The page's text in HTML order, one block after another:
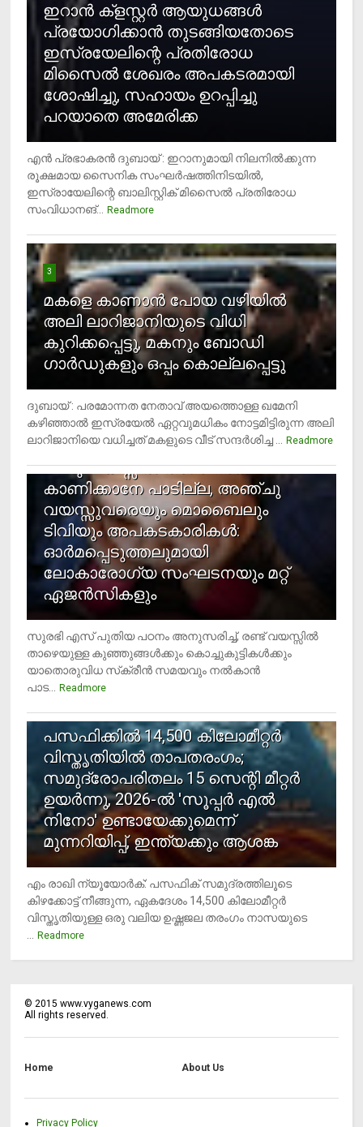
ഇറാന്‍ ക്‌ളസ്റ്റര്‍ ആയുധങ്ങള്‍
പ്രയോഗിക്കാന്‍ തുടങ്ങിയതോടെ
ഇസ്രയേലിന്റെ പ്രതിരോധ
മിസൈല്‍ ശേഖരം അപകടരമായി
ശോഷിച്ചു, സഹായം ഉറപ്പിച്ചു
പറയാതെ അമേരിക്ക
എന്‍ പ്രഭാകരന്‍ ദുബായ് : ഇറാനുമായി നിലനില്‍ക്കുന്ന
രൂക്ഷമായ സൈനിക സംഘര്‍ഷത്തിനിടയില്‍,
ഇസ്രായേലിന്റെ ബാലിസ്റ്റിക് മിസൈല്‍ പ്രതിരോധ
സംവിധാനങ്...
Readmore
3
മകളെ കാണാന്‍ പോയ വഴിയില്‍
അലി ലാറിജാനിയുടെ വിധി
കുറിക്കപ്പെട്ടു, മകനും ബോഡി
ഗാര്‍ഡുകളും ഒപ്പം കൊല്ലപ്പെട്ടു
ദുബായ് : പരമോന്നത നേതാവ് അയത്തൊള്ള ഖമേനി
കഴിഞ്ഞാല്‍ ഇസ്രയേല്‍ ഏറ്റവുമധികം നോട്ടമിട്ടിരുന്ന അലി
ലാറിജാനിയെ വധിച്ചത് മകളുടെ വീട് സന്ദര്‍ശിച്ച ...
Readmore
4
രണ്ടു വയസ്സില്‍ താഴെ സ്‌ക്രീന്‍
കാണിക്കാനേ പാടില്ല, അഞ്ചു
വയസ്സുവരെയും മൊബൈലും
ടിവിയും അപകടകാരികള്‍:
ഓര്‍മപ്പെടുത്തലുമായി
ലോകാരോഗ്യ സംഘടനയും മറ്റ്
ഏജന്‍സികളും
സുരഭി എസ് പുതിയ പഠനം അനുസരിച്ച്, രണ്ട് വയസ്സില്‍
താഴെയുള്ള കുഞ്ഞുങ്ങള്‍ക്കും കൊച്ചുകുട്ടികള്‍ക്കും
യാതൊരുവിധ സ്‌ക്രീന്‍ സമയവും നല്‍കാന്‍
പാട...
Readmore
പസഫിക്കില്‍ 14,500 കിലോമീറ്റര്‍
വിസ്തൃതിയില്‍ താപതരംഗം;
സമുദ്രോപരിതലം 15 സെന്റി മീറ്റര്‍
ഉയര്‍ന്നു, 2026-ല്‍ 'സൂപ്പര്‍ എല്‍
നിനോ' ഉണ്ടായേക്കുമെന്ന്
മുന്നറിയിപ്പ്, ഇന്ത്യക്കും ആശങ്ക
എം രാഖി ന്യൂയോര്‍ക്: പസഫിക് സമുദ്രത്തിലൂടെ
കിഴക്കോട്ട് നീങ്ങുന്ന, ഏകദേശം 14,500 കിലോമീറ്റര്‍
വിസ്തൃതിയുള്ള ഒരു വലിയ ഉഷ്ണജല തരംഗം നാസയുടെ
Readmore
©2015 www.vyganews.com
All rights reserved.
Home About Us
Privacy Policy